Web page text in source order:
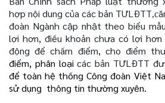
hợp nội dung của các bản TƯLĐTT,c
đoàn Ngành cập nhật theo biểu
lợi hơn, điều khoản chưa có lợi
động để chấm điểm, cho điểm
điểm, phân loạicác bản TƯLĐTT
để toàn hệ thống Công đoàn Việt
sử dụng thông tin thường xuyên.